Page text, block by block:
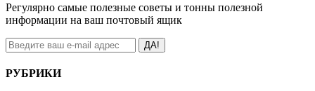
Регулярно самые полезные советы и тонны полезной
информации на ваш почтовый ящик
ДА!
РУБРИКИ